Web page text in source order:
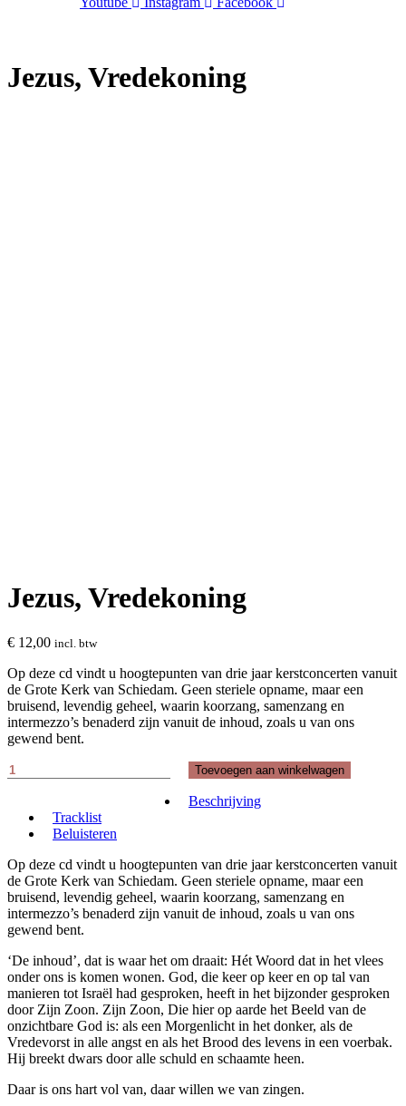
Jezus, Vredekoning
Jezus, Vredekoning
€ 12,00 incl. btw
Op deze cd vindt u hoogtepunten van drie jaar kerstconcerten vanuit
de Grote Kerk van Schiedam. Geen steriele opname, maar een
bruisend, levendig geheel, waarin koorzang, samenzang en
intermezzo’s benaderd zijn vanuit de inhoud, zoals u van ons
gewend bent.
Jezus,
Toevoegen aan winkelwagen
Beschrijving
Tracklist
Beluisteren
Op deze cd vindt u hoogtepunten van drie jaar kerstconcerten vanuit
de Grote Kerk van Schiedam. Geen steriele opname, maar een
bruisend, levendig geheel, waarin koorzang, samenzang en
intermezzo’s benaderd zijn vanuit de inhoud, zoals u van ons
gewend bent.
‘De inhoud’, dat is waar het om draait: Hét Woord dat in het vlees
onder ons is komen wonen. God, die keer op keer en op tal van
manieren tot Israël had gesproken, heeft in het bijzonder gesproken
door Zijn Zoon. Zijn Zoon, Die hier op aarde het Beeld van de
onzichtbare God is: als een Morgenlicht in het donker, als de
Vredevorst in alle angst en als het Brood des levens in een voerbak.
Hij breekt dwars door alle schuld en schaamte heen.
Daar is ons hart vol van, daar willen we van zingen.